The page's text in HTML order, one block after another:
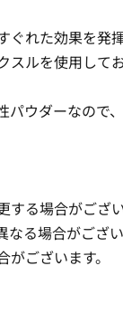
れた効果を発揮
ルを使用して
ウダーなので
る場合がござ
なる場合がござ
ございます。